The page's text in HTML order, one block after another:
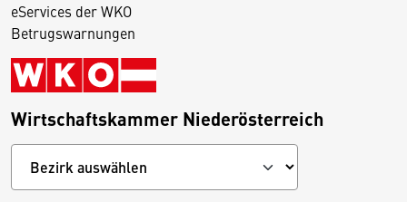
eServices der WKO
Betrugswarnungen
Wirtschaftskammer Niederösterreich